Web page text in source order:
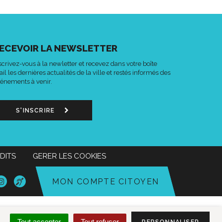
LA NEWSLETTER
vous à la newletter et recevez dans votre boîte
les dernières actualités de la ville et restés informés des
à venir.
S'INSCRIRE
GERER LES COOKIES
MON COMPTE CITOYEN
Lien
vers
le
Instagram
Acce-
o